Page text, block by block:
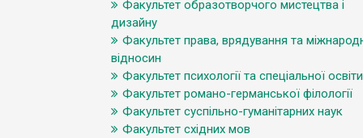
Факультет образотворчого мистецтва і
дизайну
Факультет права, врядування та
відносин
Факультет психології та спеціальної освіти
Факультет романо-германської філології
Факультет суспільно-гуманітарних наук
Факультет східних мов